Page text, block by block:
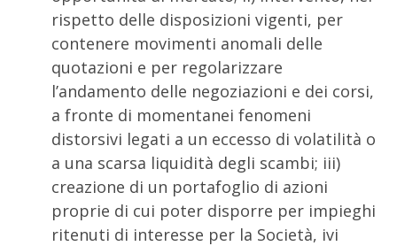
rispetto delle disposizioni vigenti, per
contenere movimenti anomali delle
quotazioni e per regolarizzare
l’andamento delle negoziazioni e dei corsi,
a fronte di momentanei fenomeni
distorsivi legati a un eccesso di volatilità o
a una scarsa liquidità degli scambi; iii)
creazione di un portafoglio di azioni
proprie di cui poter disporre per impieghi
ritenuti di interesse per la Società, ivi